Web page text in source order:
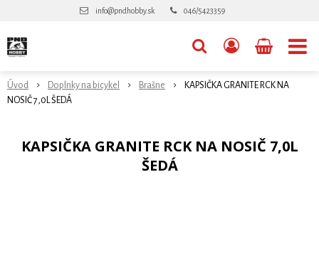
info@pndhobby.sk 046/5423359
Úvod Doplnky na bicykel Brašne
KAPSIČKA GRANITE RCK NA
NOSIČ 7,0L ŠEDÁ
KAPSIČKA GRANITE RCK NA NOSIČ 7,0L
ŠEDÁ